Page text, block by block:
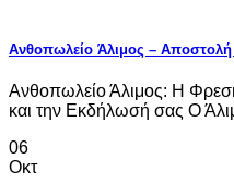
Ανθοπωλείο Άλιμος –
Ανθοπωλείο Άλιμος: Η
και την Εκδήλωσή σας Ο
06
Οκτ